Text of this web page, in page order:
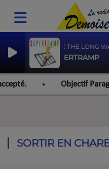
TAKE THE LONG
SUPERTRAMP
Objectif
SORTIR EN